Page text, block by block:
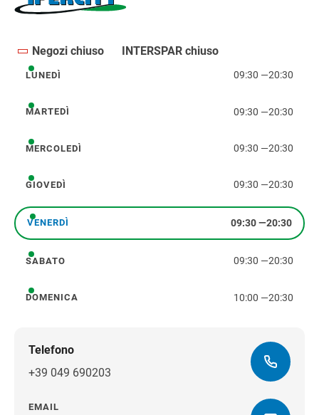
Negozi chiuso INTERSPAR chiuso
lunedì
LUNEDÌ 09:30 —20:30
martedì
MARTEDÌ 09:30 —20:30
mercoledì
MERCOLEDÌ 09:30 —20:30
giovedì
GIOVEDÌ 09:30 —20:30
venerdì
VENERDÌ 09:30—20:30
sabato
SABATO 09:30 —20:30
domenica
DOMENICA 10:00 —20:30
Telefono
+39 049 690203
EMAIL